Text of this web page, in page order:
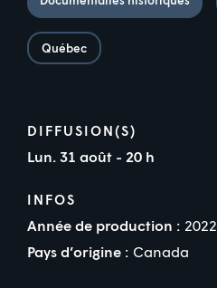
Québec
DIFFUSION(S)
Lun. 31 août - 20 h
INFOS
Année de production : 2022
Pays d’origine : Canada